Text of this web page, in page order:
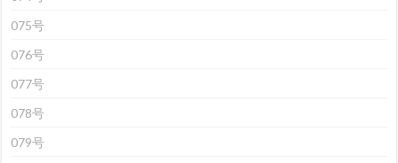
075号
076号
077号
078号
079号